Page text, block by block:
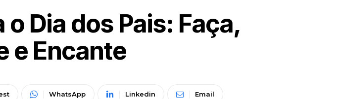
Dia dos Pais: Faça,
e Encante
WhatsApp Linkedin Email